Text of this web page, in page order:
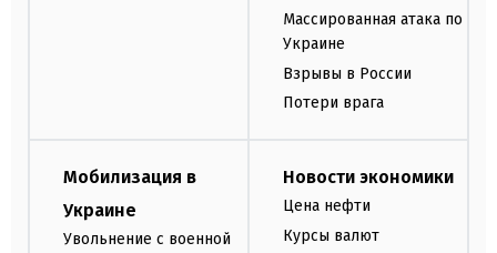
Массированная атака по
Украине
Взрывы в России
Потери врага
Мобилизация в
Украине
Увольнение с военной
Новости экономики
Цена нефти
Курсы валют